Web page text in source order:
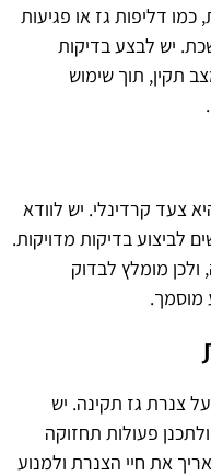
כמו דליפות גז או פגיעות
יש לבצע בדיקות
תקין, תוך שימוש
צעד קרדינלי. יש לוודא
לביצוע בדיקות מדויקות.
מומלץ לבדוק
מוסמך.
צנרת גז תקינה. יש
פעולות תחזוקה
את חיי הצנרת ולמנוע